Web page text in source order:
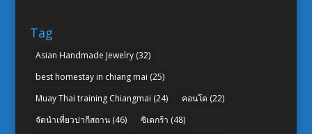
Tag
Asian Handmade Jewelry(32)
best homestay in chiang mai (25)
Muay Thai training Chiangmai (24) คอนโด (22)
จัดนำเที่ยวปากีสถาน(46) ซิเดกร้า (48)